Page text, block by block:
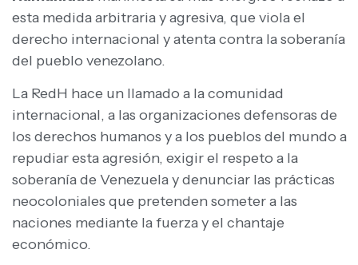
esta medida arbitraria y agresiva, que viola el
derecho internacional y atenta contra la soberanía
del pueblo venezolano.
La RedH hace un llamado a la comunidad
internacional, a las organizaciones defensoras de
los derechos humanos y a los pueblos del mundo a
repudiar esta agresión, exigir el respeto a la
soberanía de Venezuela y denunciar las prácticas
neocoloniales que pretenden someter a las
naciones mediante la fuerza y el chantaje
económico.